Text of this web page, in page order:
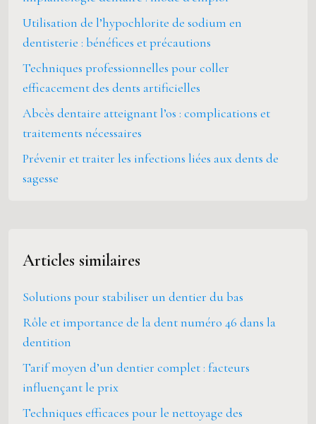
Utilisation de l’hypochlorite de sodium en
dentisterie : bénéfices et précautions
Techniques professionnelles pour coller
efficacement des dents artificielles
Abcès dentaire atteignant l’os : complications et
traitements nécessaires
Prévenir et traiter les infections liées aux dents de
sagesse
Articles similaires
Solutions pour stabiliser un dentier du bas
Rôle et importance de la dent numéro 46 dans la
dentition
Tarif moyen d’un dentier complet : facteurs
influençant le prix
Techniques efficaces pour le nettoyage des